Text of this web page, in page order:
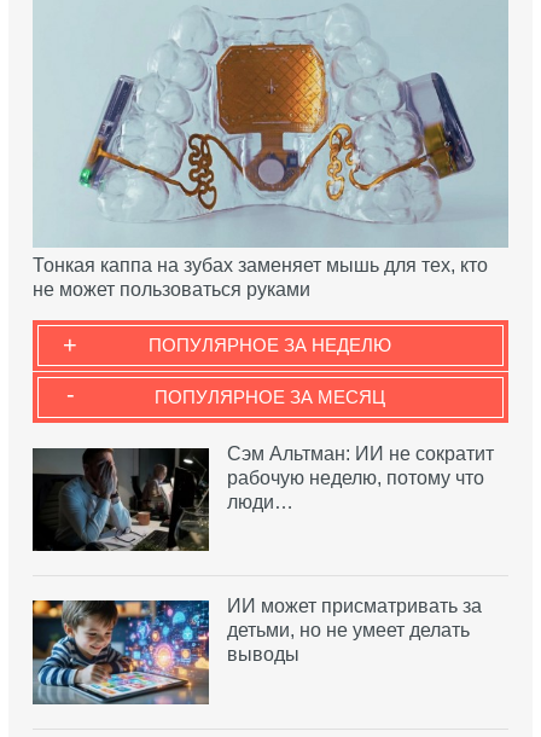
Тонкая каппа на зубах заменяет мышь для тех, кто
не может пользоваться руками
ПОПУЛЯРНОЕ ЗА НЕДЕЛЮ
+
ПОПУЛЯРНОЕ ЗА МЕСЯЦ
-
Сэм Альтман: ИИ не сократит
рабочую неделю, потому что
люди…
ИИ может присматривать за
детьми, но не умеет делать
выводы